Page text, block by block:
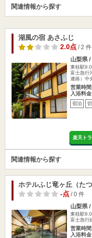
関連情報から探す
湖風の宿 あさふじ
2.0点/ 2 件
山梨県
東桂駅
富士急行
連絡）中
営業時間
入浴料金
宿泊
楽天ト
関連情報から探す
ホテルふじ竜ヶ丘（たつ
-点/ 0 件
山梨県
東桂駅
富士急行
営業時間
入浴料金